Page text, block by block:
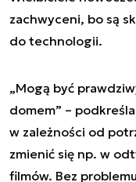
zachwyceni, bo są
do technologii.
„Mogą być
domem” –
w zależności od
zmienić się np. w
filmów. Bez